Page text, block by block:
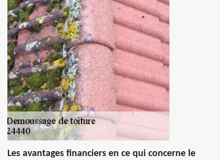
Les avantages financiers en ce qui concerne le